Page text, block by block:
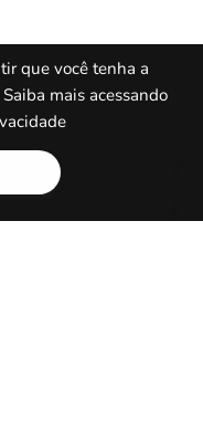
que você tenha a
mais acessando